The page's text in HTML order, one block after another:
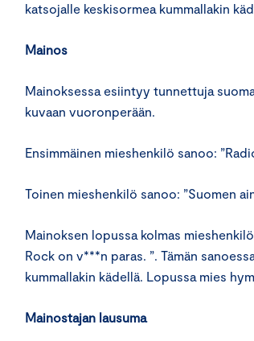
katsojalle keskisormea kummallakin
Mainos
Mainoksessa esiintyy tunnettuja
kuvaan vuoronperään.
Ensimmäinen mieshenkilö sanoo:
Toinen mieshenkilö sanoo: ”Suomen
Mainoksen lopussa kolmas
Rock on v***n paras. ”. Tämän
kummallakin kädellä. Lopussa mies
Mainostajan lausuma